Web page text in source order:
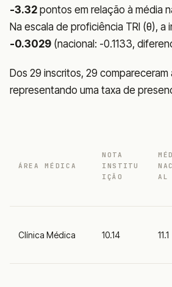
-3.32 pontos em relação à média
Na escala de proficiência TRI (θ),
-0.3029 (nacional: -0.1133,
Dos 29 inscritos, 29 compareceram
representando uma taxa de
ÁREA MÉDICA
NOTA
INSTITU
IÇÃO
AL
Clínica Médica 10.14 11.1